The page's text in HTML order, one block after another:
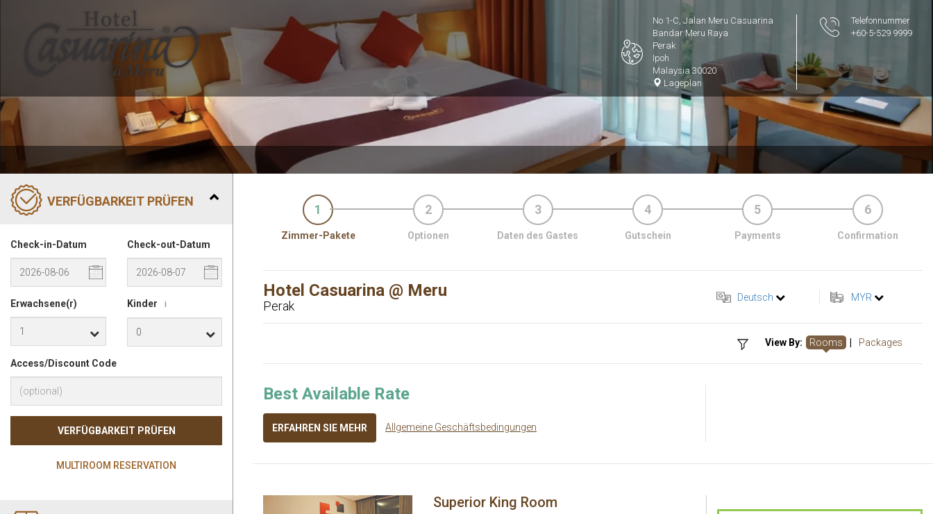
No 1-C, Jalan Meru Casuarina
Bandar Meru Raya
Perak
Ipoh
Malaysia 30020
Lageplan
Telefonnummer
+60-5-529 9999
VERFÜGBARKEIT PRÜFEN
Check-in-Datum Check-out-Datum
Erwachsene(r) Kinder i
Access/Discount Code
VERFÜGBARKEIT PRÜFEN
MULTIROOM RESERVATION
1
Zimmer-Pakete
2
Optionen
3
Daten des Gastes
4
Gutschein
5
Payments
6
Confirmation
Hotel Casuarina @ Meru
Perak
Deutsch MYR
View By: Rooms Packages
Best Available Rate
ERFAHREN SIE MEHR Allgemeine Geschäftsbedingungen
Previous Superior King Room